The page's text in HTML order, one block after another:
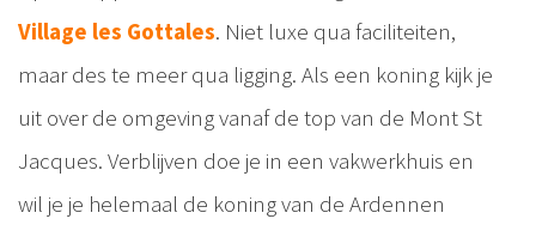
Village les Gottales. Niet luxe qua faciliteiten,
maar des te meer qua ligging. Als een koning kijk je
uit over de omgeving vanaf de top van de Mont St
Jacques. Verblijven doe je in een vakwerkhuis en
wil je je helemaal de koning van de Ardennen